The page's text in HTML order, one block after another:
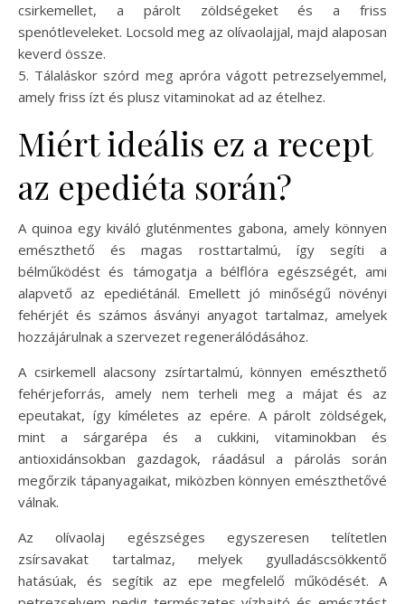
csirkemellet, a párolt zöldségeket és a friss
spenótleveleket. Locsold meg az olívaolajjal, majd alaposan
keverd össze.
5. Tálaláskor szórd meg apróra vágott petrezselyemmel,
amely friss ízt és plusz vitaminokat ad az ételhez.
Miért ideális ez a recept
az epediéta során?
A quinoa egy kiváló gluténmentes gabona, amely könnyen
emészthető és magas rosttartalmú, így segíti a
bélműködést és támogatja a bélflóra egészségét, ami
alapvető az epediétánál. Emellett jó minőségű növényi
fehérjét és számos ásványi anyagot tartalmaz, amelyek
hozzájárulnak a szervezet regenerálódásához.
A csirkemell alacsony zsírtartalmú, könnyen emészthető
fehérjeforrás, amely nem terheli meg a májat és az
epeutakat, így kíméletes az epére. A párolt zöldségek,
mint a sárgarépa és a cukkini, vitaminokban és
antioxidánsokban gazdagok, ráadásul a párolás során
megőrzik tápanyagaikat, miközben könnyen emészthetővé
válnak.
Az olívaolaj egészséges egyszeresen telítetlen
zsírsavakat tartalmaz, melyek gyulladáscsökkentő
hatásúak, és segítik az epe megfelelő működését. A